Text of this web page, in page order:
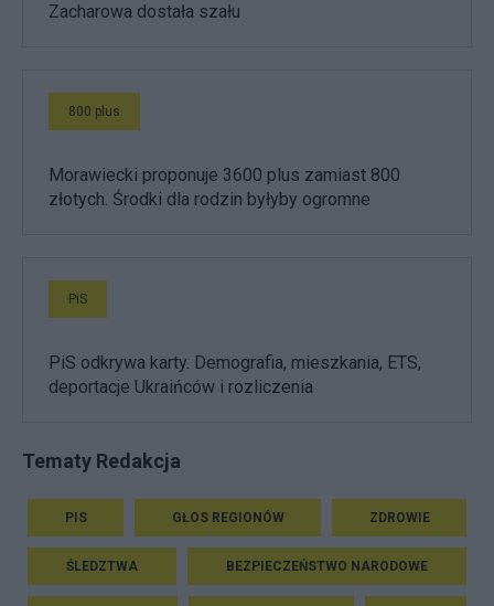
Zacharowa dostała szału
800 plus
Morawiecki proponuje 3600 plus zamiast 800
złotych. Środki dla rodzin byłyby ogromne
PiS
PiS odkrywa karty. Demografia, mieszkania, ETS,
deportacje Ukraińców i rozliczenia
Tematy Redakcja
PIS GŁOS REGIONÓW ZDROWIE
ŚLEDZTWA BEZPIECZEŃSTWO NARODOWE